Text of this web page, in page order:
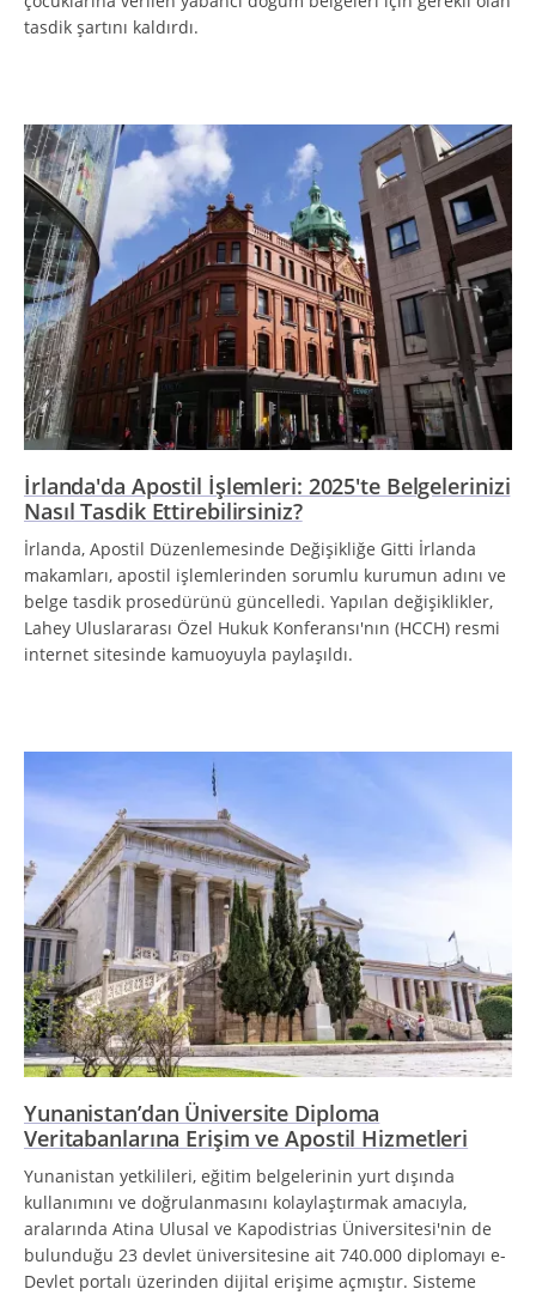
tasdik şartını kaldırdı.
İrlanda'da Apostil İşlemleri: 2025'te Belgelerinizi
Nasıl Tasdik Ettirebilirsiniz?
İrlanda, Apostil Düzenlemesinde Değişikliğe Gitti İrlanda
makamları, apostil işlemlerinden sorumlu kurumun adını ve
belge tasdik prosedürünü güncelledi. Yapılan değişiklikler,
Lahey Uluslararası Özel Hukuk Konferansı'nın (HCCH) resmi
internet sitesinde kamuoyuyla paylaşıldı.
Yunanistan’dan Üniversite Diploma
Veritabanlarına Erişim ve Apostil Hizmetleri
Yunanistan yetkilileri, eğitim belgelerinin yurt dışında
kullanımını ve doğrulanmasını kolaylaştırmak amacıyla,
aralarında Atina Ulusal ve Kapodistrias Üniversitesi'nin de
bulunduğu 23 devlet üniversitesine ait 740.000 diplomayı e-
Devlet portalı üzerinden dijital erişime açmıştır. Sisteme